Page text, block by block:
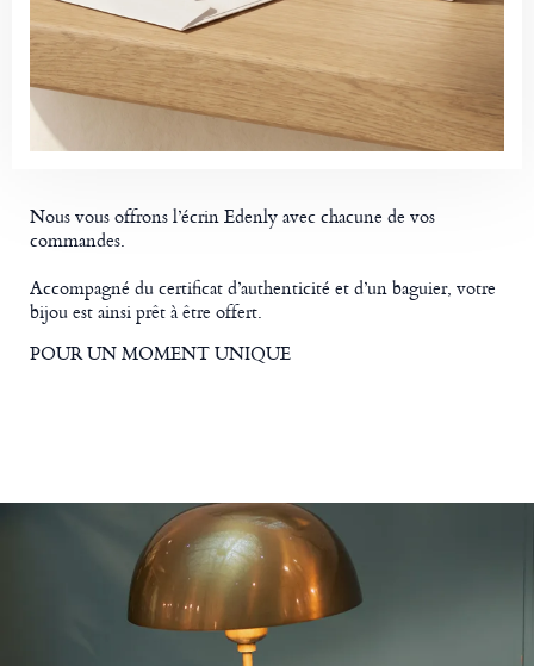
Nous vous offrons l’écrin Edenly avec chacune de vos
commandes.
Accompagné du certificat d’authenticité et d’un baguier, votre
bijou est ainsi prêt à être offert.
POUR UN MOMENT UNIQUE